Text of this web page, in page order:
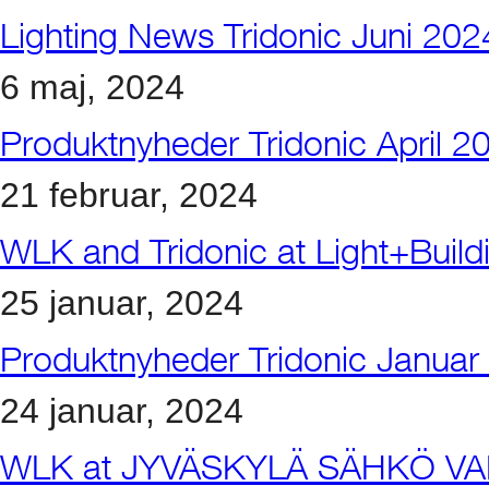
Lighting News Tridonic Juni
6 maj, 2024
Produktnyheder Tridonic April
21 februar, 2024
WLK and Tridonic at
25 januar, 2024
Produktnyheder Tridonic
24 januar, 2024
WLK at JYVÄSKYLÄ SÄHKÖ